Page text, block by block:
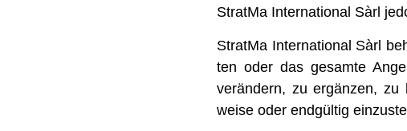
StratMa Inter­na­tio­nal Sàrl
StratMa Inter­na­tio­nal Sàrl
ten oder das gesamte
ver­än­dern, zu ergän­zen,
weise oder end­gül­tig